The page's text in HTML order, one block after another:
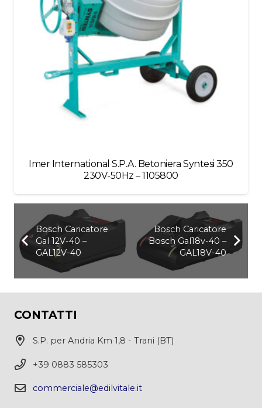
Imer International S.P.A. Betoniera Syntesi 350
230V-50Hz – 1105800
Bosch Caricatore
Gal 12V-40 –
GAL12V-40
Bosch Caricatore
Bosch Gal18v-40 –
GAL18V-40
CONTATTI
S.P. per Andria Km 1,8 - Trani (BT)
+39 0883 585303
commerciale@edilvitale.it